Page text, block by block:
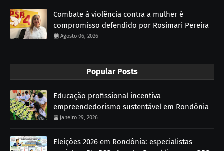
Combate à violência contra a mulher é
compromisso defendido por Rosimari Pereira
Agosto 06, 2026
Popular Posts
Educação profissional incentiva
empreendedorismo sustentável em Rondônia
janeiro 29, 2026
Eleições 2026 em Rondônia: especialistas